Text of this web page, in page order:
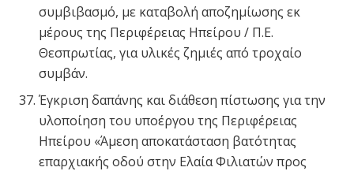
συμβιβασμό, με καταβολή αποζημίωσης εκ
μέρους της Περιφέρειας Ηπείρου / Π.Ε.
Θεσπρωτίας, για υλικές ζημιές από τροχαίο
συμβάν.
Έγκριση δαπάνης και διάθεση πίστωσης για την
υλοποίηση του υποέργου της Περιφέρειας
Ηπείρου «Άμεση αποκατάσταση βατότητας
επαρχιακής οδού στην Ελαία Φιλιατών προς